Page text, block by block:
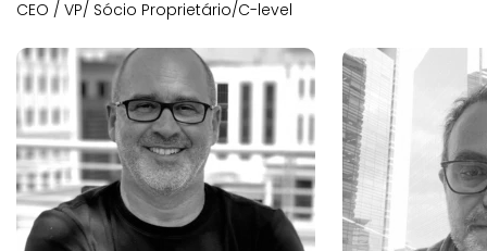
CEO / VP/ Sócio Proprietário/C-level